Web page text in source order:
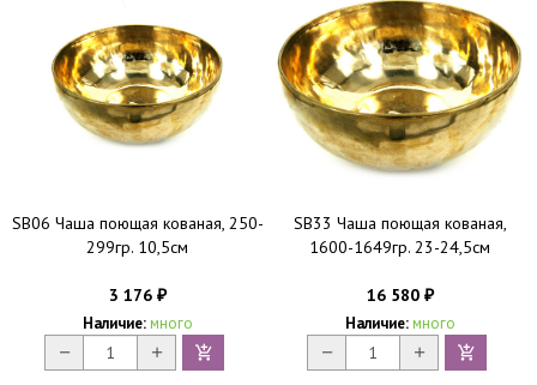
SB06 Чаша поющая кованая, 250-
299гр. 10,5см
3 176 ₽
Наличие: много
SB33 Чаша поющая кованая,
1600-1649гр. 23-24,5см
16 580 ₽
Наличие: много